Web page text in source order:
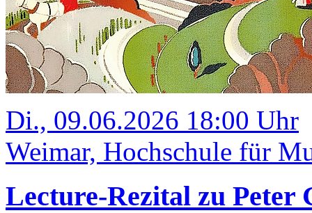
Di., 09.06.2026 18:00 Uhr
Weimar, Hochschule für
Lecture-Rezital zu Peter